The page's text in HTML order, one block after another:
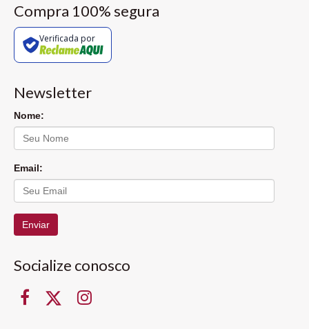
Compra 100% segura
Verificada por
Newsletter
Nome:
Email:
Enviar
Socialize conosco